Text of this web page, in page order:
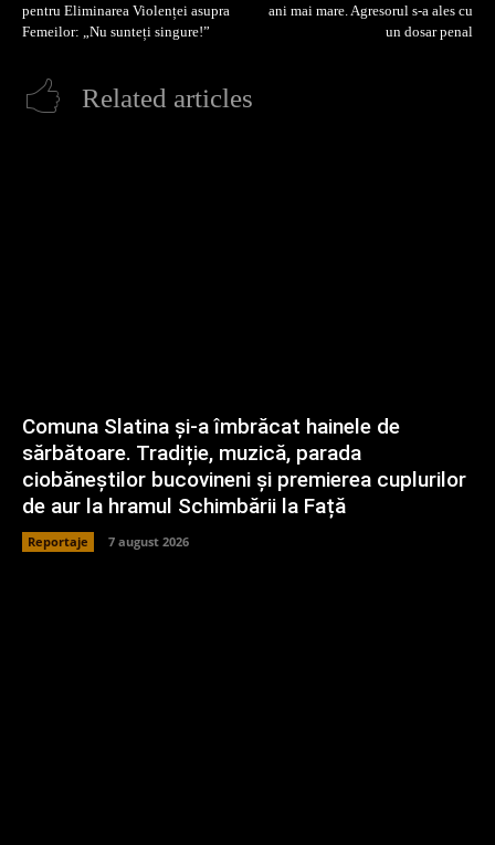
pentru Eliminarea Violenței asupra
Femeilor: „Nu sunteți singure!”
ani mai mare. Agresorul s-a ales cu
un dosar penal
Related articles
Comuna Slatina și-a îmbrăcat hainele de
sărbătoare. Tradiție, muzică, parada
ciobăneștilor bucovineni și premierea cuplurilor
de aur la hramul Schimbării la Față
Reportaje 7 august 2026